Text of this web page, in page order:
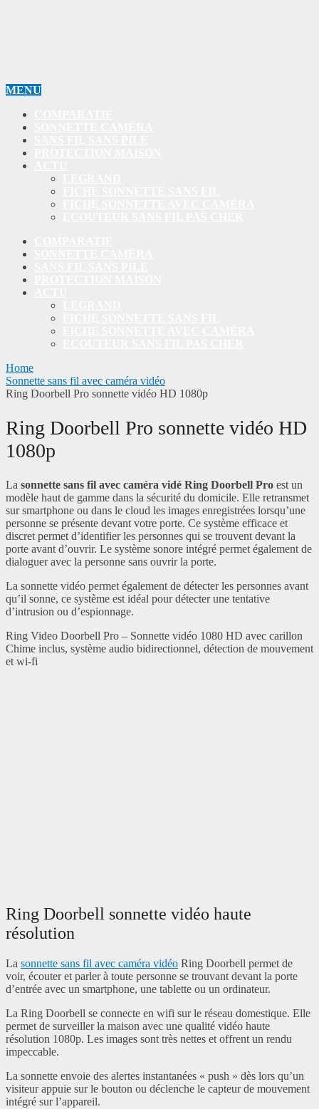
MENU
Home
Sonnette sans fil avec caméra vidéo
Ring Doorbell Pro sonnette vidéo HD 1080p
Ring Doorbell Pro sonnette vidéo HD
1080p
La sonnette sans fil avec caméra vidé Ring Doorbell Pro est un
modèle haut de gamme dans la sécurité du domicile. Elle retransmet
sur smartphone ou dans le cloud les images enregistrées lorsqu’une
personne se présente devant votre porte. Ce système efficace et
discret permet d’identifier les personnes qui se trouvent devant la
porte avant d’ouvrir. Le système sonore intégré permet également de
dialoguer avec la personne sans ouvrir la porte.
La sonnette vidéo permet également de détecter les personnes avant
qu’il sonne, ce système est idéal pour détecter une tentative
d’intrusion ou d’espionnage.
Ring Video Doorbell Pro – Sonnette vidéo 1080 HD avec carillon
Chime inclus, système audio bidirectionnel, détection de mouvement
et wi-fi
Ring Doorbell sonnette vidéo haute
résolution
La sonnette sans fil avec caméra vidéo Ring Doorbell permet de
voir, écouter et parler à toute personne se trouvant devant la porte
d’entrée avec un smartphone, une tablette ou un ordinateur.
La Ring Doorbell se connecte en wifi sur le réseau domestique. Elle
permet de surveiller la maison avec une qualité vidéo haute
résolution 1080p. Les images sont très nettes et offrent un rendu
impeccable.
La sonnette envoie des alertes instantanées « push » dès lors qu’un
visiteur appuie sur le bouton ou déclenche le capteur de mouvement
intégré sur l’appareil.